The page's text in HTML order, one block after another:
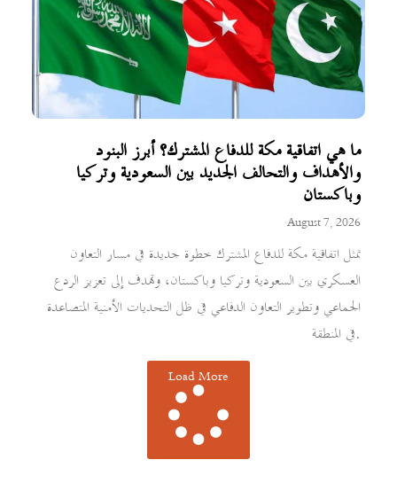
ما هي اتفاقية مكة للدفاع المشترك؟ أبرز البنود
والأهداف والتحالف الجديد بين السعودية وتركيا
وباكستان
August 7, 2026
تمثل اتفاقية مكة للدفاع المشترك خطوة جديدة في مسار التعاون
العسكري بين السعودية وتركيا وباكستان، وتهدف إلى تعزيز الردع
الجماعي وتطوير التعاون الدفاعي في ظل التحديات الأمنية المتصاعدة
في المنطقة.
Load More